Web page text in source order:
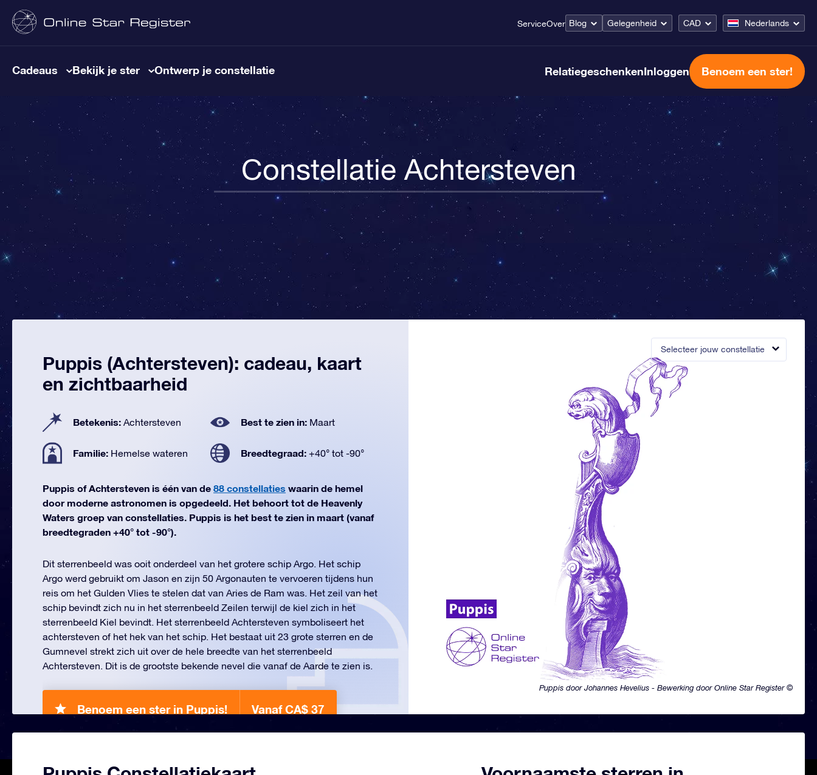
ServiceOver Blog Gelegenheid CAD Nederlands
Cadeaus Bekijk je ster Ontwerp je constellatie RelatiegeschenkenInloggen Benoem een ster!
Constellatie Achtersteven
Selecteer jouw constellatie
Puppis door Johannes Hevelius - Bewerking door Online Star Register ©
Puppis (Achtersteven): cadeau, kaart
en zichtbaarheid
Betekenis: Achtersteven Best te zien in: Maart
Familie: Hemelse wateren Breedtegraad: +40° tot -90°
Puppis of Achtersteven is één van de 88 constellaties waarin de hemel
door moderne astronomen is opgedeeld. Het behoort tot de Heavenly
Waters groep van constellaties. Puppis is het best te zien in maart (vanaf
breedtegraden +40° tot -90°).
Dit sterrenbeeld was ooit onderdeel van het grotere schip Argo. Het schip
Argo werd gebruikt om Jason en zijn 50 Argonauten te vervoeren tijdens hun
reis om het Gulden Vlies te stelen dat van Aries de Ram was. Het zeil van het
schip bevindt zich nu in het sterrenbeeld Zeilen terwijl de kiel zich in het
sterrenbeeld Kiel bevindt. Het sterrenbeeld Achtersteven symboliseert het
achtersteven of het hek van het schip. Het bestaat uit 23 grote sterren en de
Gumnevel strekt zich uit over de hele breedte van het sterrenbeeld
Achtersteven. Dit is de grootste bekende nevel die vanaf de Aarde te zien is.
Benoem een ster in Puppis! Vanaf CA$ 37